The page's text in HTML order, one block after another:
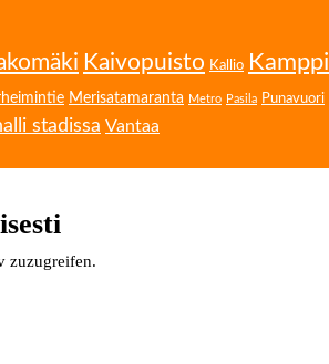
Kaivopuisto Kallio Kamppi
Merisatamaranta Metro Pasila Punavuori
stadissa Vantaa
zuzugreifen.